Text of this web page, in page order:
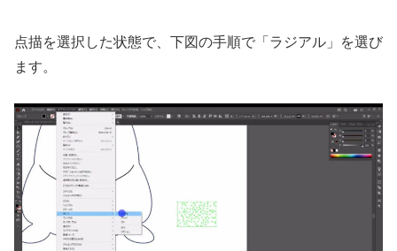
点描を選択した状態で、下図の手順で「ラジアル」を選び
ます。